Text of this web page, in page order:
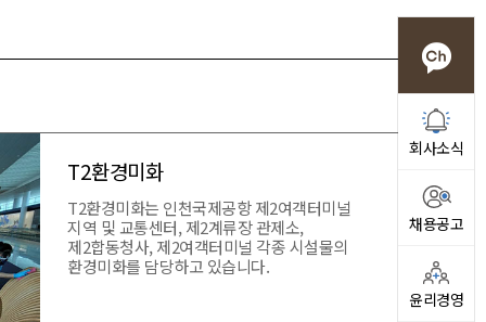
T2환경미화
T2환경미화는 인천국제공항 제2여객터미널
지역 및 교통센터, 제2계류장 관제소,
제2합동청사, 제2여객터미널 각종 시설물의
환경미화를 담당하고 있습니다.
회사소식
채용공고
윤리경영